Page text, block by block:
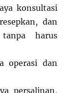
konsultasi
dan
harus
operasi dan
persalinan,